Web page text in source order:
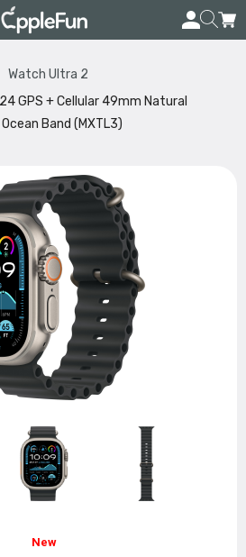
Watch Ultra 2
GPS + Cellular 49mm Natural
Band (MXTL3)